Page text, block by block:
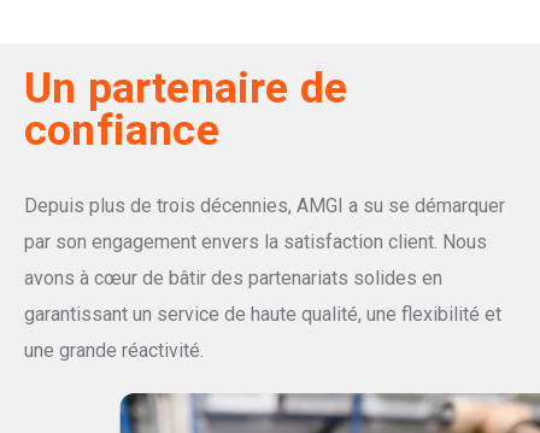
Un partenaire de
confiance
Depuis plus de trois décennies, AMGI a su se démarquer
par son engagement envers la satisfaction client. Nous
avons à cœur de bâtir des partenariats solides en
garantissant un service de haute qualité, une flexibilité et
une grande réactivité.